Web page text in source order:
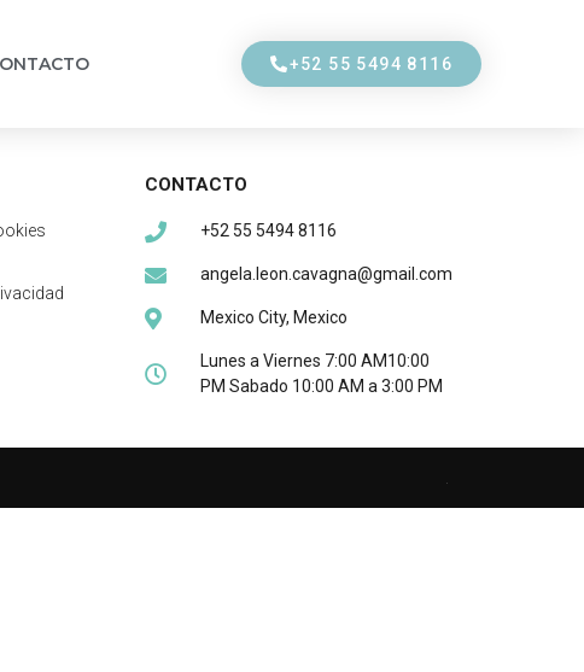
+52 55 5494 8116
CONTACTO
+52 55 5494 8116
angela.leon.cavagna@gmail.com
Mexico City, Mexico
Lunes a Viernes 7:00 AM10:00
PM Sabado 10:00 AM a 3:00 PM